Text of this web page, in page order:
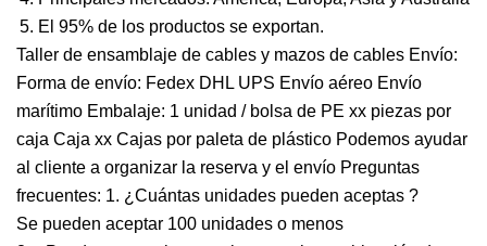
El 95% de los productos se exportan.
Taller de ensamblaje de cables y mazos de cables Envío:
Forma de envío: Fedex DHL UPS Envío aéreo Envío
marítimo Embalaje: 1 unidad / bolsa de PE xx piezas por
caja Caja xx Cajas por paleta de plástico Podemos ayudar
al cliente a organizar la reserva y el envío Preguntas
frecuentes: 1. ¿Cuántas unidades pueden aceptas ?
Se pueden aceptar 100 unidades o menos